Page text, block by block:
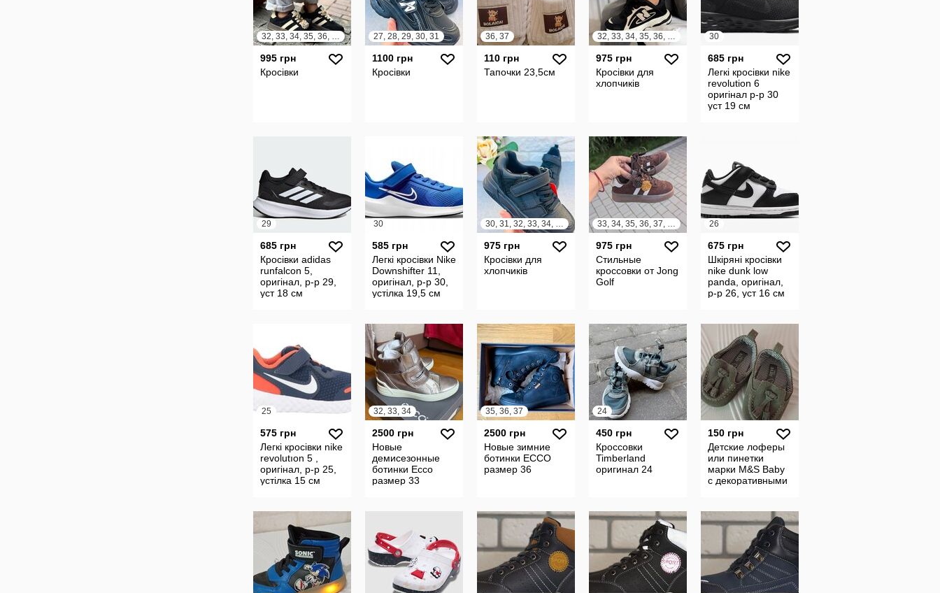
32, 33, 34, 35, 36, 37
995 грн
Кросівки
27, 28, 29, 30, 31
1100 грн
Кросівки
36, 37
110 грн
Тапочки 23,5см
32, 33, 34, 35, 36, 37
975 грн
Кросівки для
хлопчиків
30
685 грн
Легкі кросівки nike
revolution 6
оригінал р-р 30
уст 19 см
29
685 грн
Кросівки adidas
runfalcon 5,
оригінал, р-р 29,
уст 18 см
30
585 грн
Легкі кросівки Nike
Downshifter 11,
оригінал, р-р 30,
устілка 19,5 см
30, 31, 32, 33, 34, 35, 36, 37
975 грн
Кросівки для
хлопчиків
33, 34, 35, 36, 37, 38
975 грн
Стильные
кроссовки от Jong
Golf
26
675 грн
Шкіряні кросівки
nike dunk low
panda, оригінал,
р-р 26, уст 16 см
25
575 грн
Легкі кросівки nike
revolutıon 5 ,
оригінал, р-р 25,
устілка 15 см
32, 33, 34
2500 грн
Новые
демисезонные
ботинки Ecco
размер 33
35, 36, 37
2500 грн
Новые зимние
ботинки ECCO
размер 36
24
450 грн
Кроссовки
Timberland
оригинал 24
150 грн
Детские лоферы
или пинетки
марки M&S Baby
с декоративными